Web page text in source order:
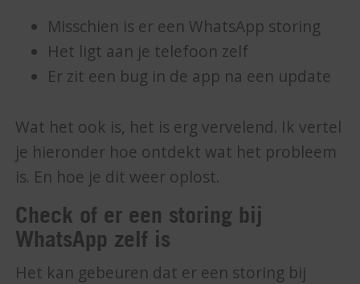
Misschien is er een WhatsApp storing
Het ligt aan je telefoon zelf
Er zit een bug in de app na een update
Wat het ook is, het is erg vervelend. Ik vertel
je hieronder hoe ontdekt wat het probleem
is. En hoe je dit weer oplost.
Check of er een storing bij
WhatsApp zelf is
Het kan gebeuren dat er een storing bij